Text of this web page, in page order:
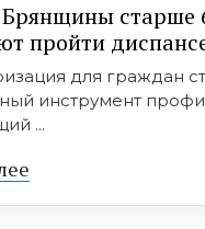
старше
пройти
для граждан
инструмент
...